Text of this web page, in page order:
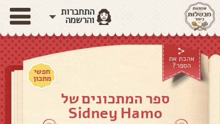
התחברות
והרשמה
אהבת את
הספר?
חפשי
מתכון
ספר המתכונים של
Sidney Hamo